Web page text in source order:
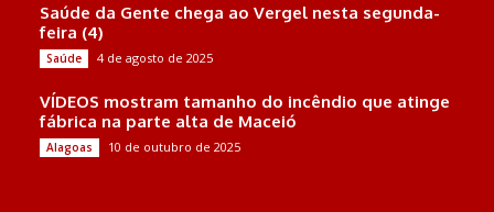
Saúde da Gente chega ao Vergel nesta segunda-
feira (4)
Saúde 4 de agosto de 2025
VÍDEOS mostram tamanho do incêndio que atinge
fábrica na parte alta de Maceió
Alagoas 10 de outubro de 2025